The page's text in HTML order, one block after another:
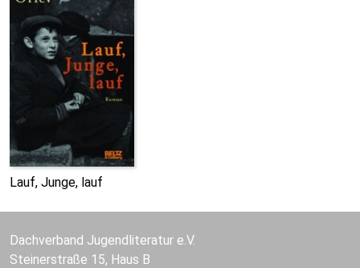
Lauf, Junge, lauf
Dachverband Jugendliteratur e.V.
Steinerstraße 15, Haus B